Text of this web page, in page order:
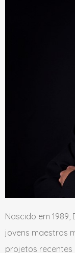
Nascido em
jovens maestros
projetos recentes